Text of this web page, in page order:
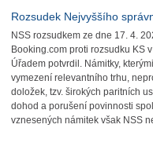
Rozsudek Nejvyššího
NSS rozsudkem ze dne 17. 4.
Booking.com proti rozsudku KS
Úřadem potvrdil. Námitky,
vymezení relevantního trhu,
doložek, tzv. širokých paritních
dohod a porušení povinnosti
vznesených námitek však NSS